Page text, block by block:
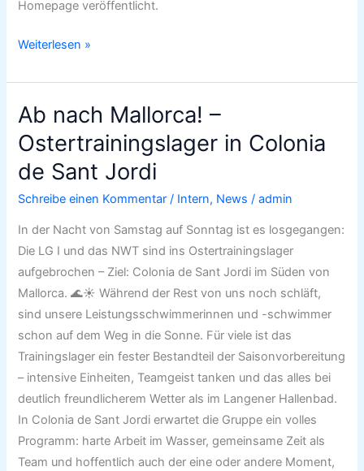
Homepage veröffentlicht.
Weiterlesen »
Ab nach Mallorca! –
Ostertrainingslager in Colonia
de Sant Jordi
Schreibe einen Kommentar / Intern, News /admin
In der Nacht von Samstag auf Sonntag ist es losgegangen:
Die LG I und das NWT sind ins Ostertrainingslager
aufgebrochen – Ziel: Colonia de Sant Jordi im Süden von
Mallorca. 🌊☀️ Während der Rest von uns noch schläft,
sind unsere Leistungsschwimmerinnen und -schwimmer
schon auf dem Weg in die Sonne. Für viele ist das
Trainingslager ein fester Bestandteil der Saisonvorbereitung
– intensive Einheiten, Teamgeist tanken und das alles bei
deutlich freundlicherem Wetter als im Langener Hallenbad.
In Colonia de Sant Jordi erwartet die Gruppe ein volles
Programm: harte Arbeit im Wasser, gemeinsame Zeit als
Team und hoffentlich auch der eine oder andere Moment,
Ab
nach
Mallorca!
–
Ostertrainingslager
Colonia
de
Sant
Jordi